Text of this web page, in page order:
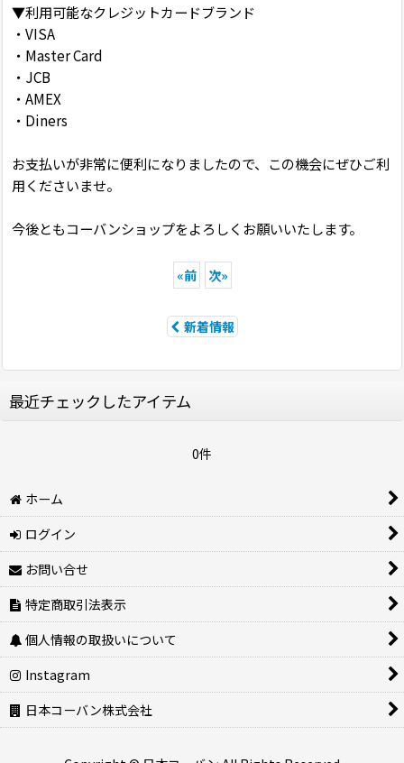
▼利用可能なクレジットカードブランド
・VISA
・Master Card
・JCB
・AMEX
・Diners
お支払いが非常に便利になりましたので、この機会にぜひご利
用くださいませ。
今後ともコーバンショップをよろしくお願いいたします。
«前 次»
新着情報
最近チェックしたアイテム
0件
ホーム
ログイン
お問い合せ
特定商取引法表示
個人情報の取扱いについて
Instagram
日本コーバン株式会社